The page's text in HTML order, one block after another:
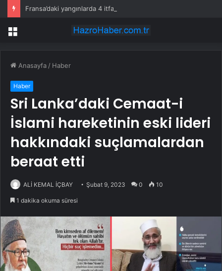
Fransa’daki yangınlarda 4 itfaiye eri hayatını kaybetti
Menü
Anasayfa / Haber
Haber
Sri Lanka’daki Cemaat-i
İslami hareketinin eski lideri
hakkındaki suçlamalardan
beraat etti
ALİ KEMAL İÇBAY Şubat 9, 2023 0 10
1 dakika okuma süresi